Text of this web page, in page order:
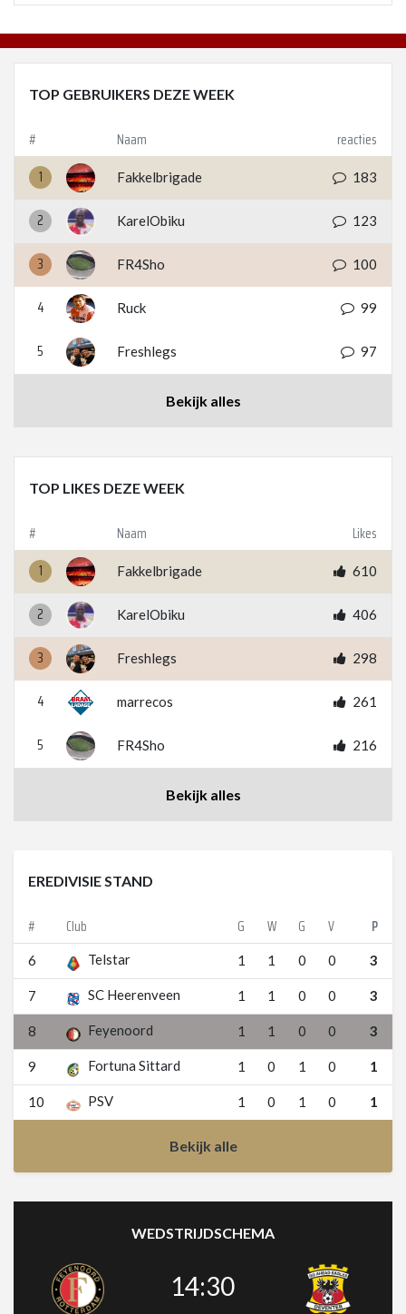
TOP GEBRUIKERS DEZE WEEK
# Naam
reacties
1
Fakkelbrigade 183
2 KarelObiku 123
3 FR4Sho 100
4 Ruck 99
5 Freshlegs 97
Bekijk alles
TOP LIKES DEZE WEEK
# Naam
Likes
1
Fakkelbrigade 610
2 KarelObiku 406
3 Freshlegs 298
4 marrecos 261
5 FR4Sho 216
Bekijk alles
EREDIVISIE STAND
# Club G W G V P
6 Telstar 1 1 0 0 3
7 SC Heerenveen 1 1 0 0 3
8 Feyenoord 1 1 0 0 3
9 Fortuna Sittard 1 0 1 0 1
10 PSV 1 0 1 0 1
Bekijk alle
WEDSTRIJDSCHEMA
14:30